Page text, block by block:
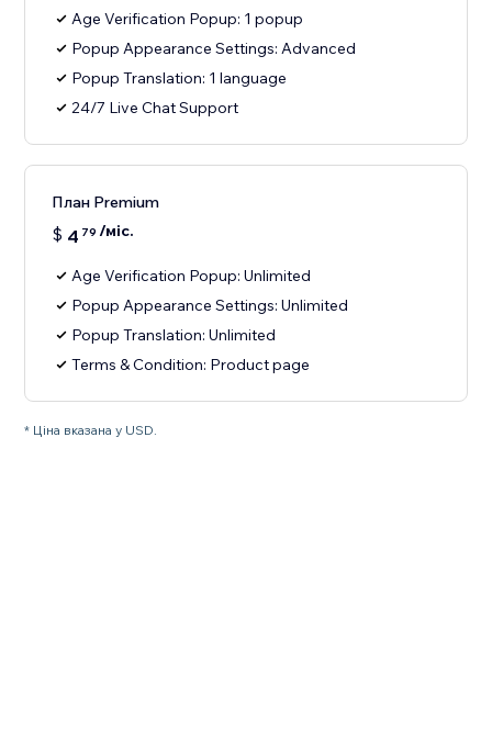
Age Verification Popup: 1 popup
Popup Appearance Settings: Advanced
Popup Translation: 1 language
24/7 Live Chat Support
План Premium
$ 4 79 /міс.
Age Verification Popup: Unlimited
Popup Appearance Settings: Unlimited
Popup Translation: Unlimited
Terms & Condition: Product page
* Ціна вказана у USD.